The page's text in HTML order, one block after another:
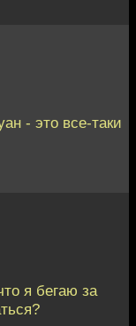
- это все-таки
я бегаю за